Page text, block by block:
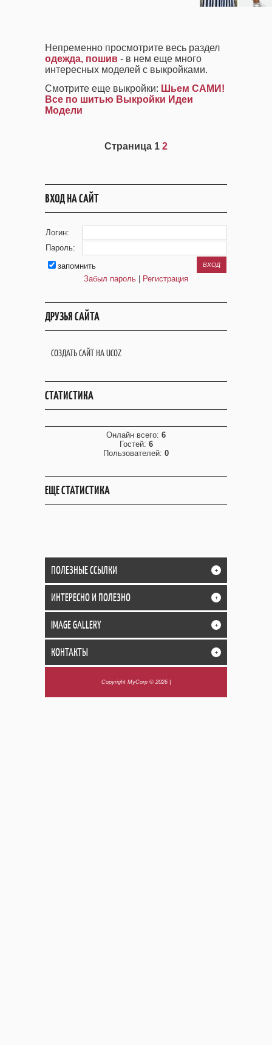
Непременно просмотрите весь раздел
одежда, пошив - в нем еще много
интересных моделей с выкройками.
Смотрите еще выкройки: Шьем САМИ!
Все по шитью Выкройки Идеи
Модели
Страница 1 2
ВХОД НА САЙТ
Логин:
Пароль:
запомнить
Забыл пароль
Регистрация
ДРУЗЬЯ САЙТА
СОЗДАТЬ САЙТ НА UCOZ
СТАТИСТИКА
Онлайн всего: 6
Гостей: 6
Пользователей: 0
ЕЩЕ СТАТИСТИКА
ПОЛЕЗНЫЕ ССЫЛКИ +
ИНТЕРЕСНО И ПОЛЕЗНО +
IMAGE GALLERY +
КОНТАКТЫ +
Copyright MyCorp © 2026